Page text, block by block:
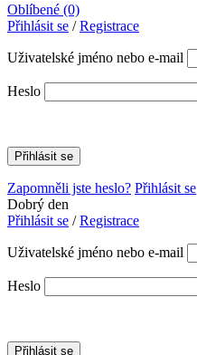
Oblíbené (0)
Přihlásit se /Registrace
Uživatelské jméno nebo e-mail
Heslo
Zapomněli jste heslo? Přihlásit se
Dobrý den
Přihlásit se /Registrace
Uživatelské jméno nebo e-mail
Heslo